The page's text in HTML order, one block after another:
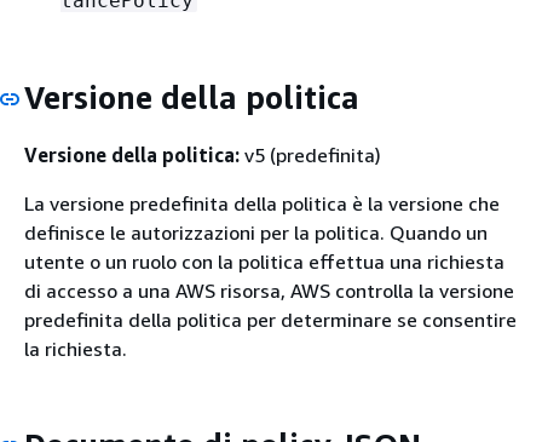
Versione della politica
Versione della politica: v5 (predefinita)
La versione predefinita della politica è la versione che
definisce le autorizzazioni per la politica. Quando un
utente o un ruolo con la politica effettua una richiesta
di accesso a una AWS risorsa, AWS controlla la versione
predefinita della politica per determinare se consentire
la richiesta.